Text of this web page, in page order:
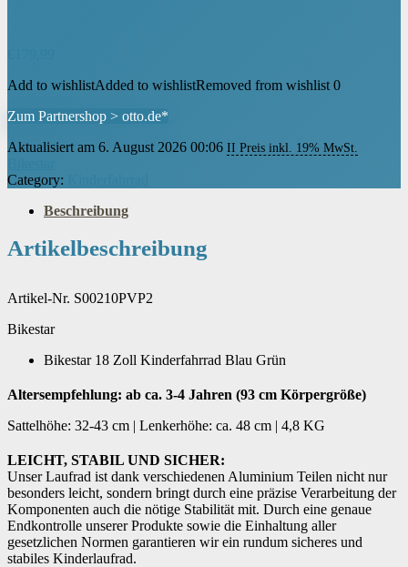
Add to wishlistAdded to wishlistRemoved from wishlist 0
Zum Partnershop > otto.de*
Aktualisiert am 6. August 2026 00:06 II Preis inkl. 19% MwSt.
Category:
Beschreibung
Artikelbeschreibung
Artikel-Nr. S00210PVP2
Bikestar
Bikestar 18 Zoll Kinderfahrrad Blau Grün
Altersempfehlung: ab ca. 3-4 Jahren (93 cm Körpergröße)
Sattelhöhe: 32-43 cm | Lenkerhöhe: ca. 48 cm | 4,8 KG
LEICHT, STABIL UND SICHER:
Unser Laufrad ist dank verschiedenen Aluminium Teilen nicht nur
besonders leicht, sondern bringt durch eine präzise Verarbeitung der
Komponenten auch die nötige Stabilität mit. Durch eine genaue
Endkontrolle unserer Produkte sowie die Einhaltung aller
gesetzlichen Normen garantieren wir ein rundum sicheres und
stabiles Kinderlaufrad.